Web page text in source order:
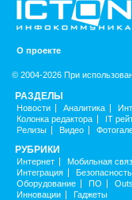
О проекте
© 2004-2026 При
РАЗДЕЛЫ
Новости Аналитика
Колонка редактора
IT
Релизы
Видео
РУБРИКИ
Интернет Мобильная
Интеграция
Безопасность
Оборудование
ПО
Инновации
Гаджеты